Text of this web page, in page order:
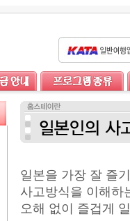
일본을 가장 잘 즐
사고방식을 이해하
오해 없이 즐겁게